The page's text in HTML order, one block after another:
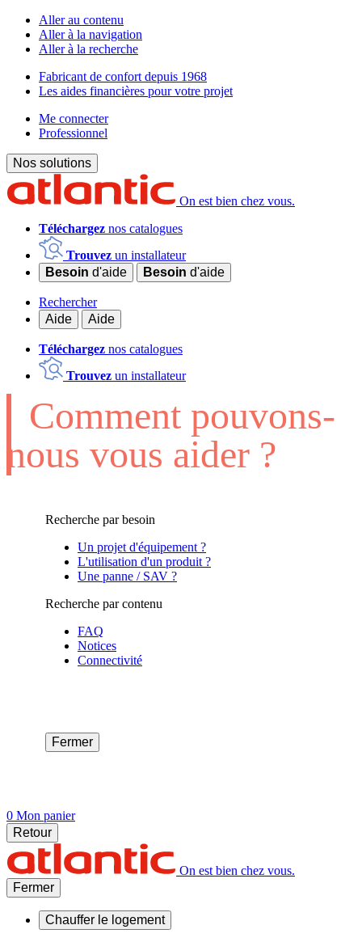
Aller au contenu
Aller à la navigation
Aller à la recherche
Fabricant de confort depuis 1968
Les aides financières pour votre projet
Me connecter
Professionnel
Nos solutions
On est bien chez vous.
Téléchargez nos catalogues
Trouvez un installateur
Besoin d'aide Besoin d'aide
Rechercher
Aide
Aide
Téléchargez nos catalogues
Trouvez un installateur
Comment pouvons-
nous vous aider ?
Recherche par besoin
Un projet d'équipement ?
L'utilisation d'un produit ?
Une panne / SAV ?
Recherche par contenu
FAQ
Notices
Connectivité
Fermer
0 Mon panier
Retour
On est bien chez vous.
Fermer
Chauffer le logement